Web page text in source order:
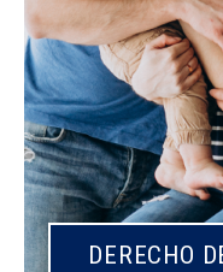
DERECHO